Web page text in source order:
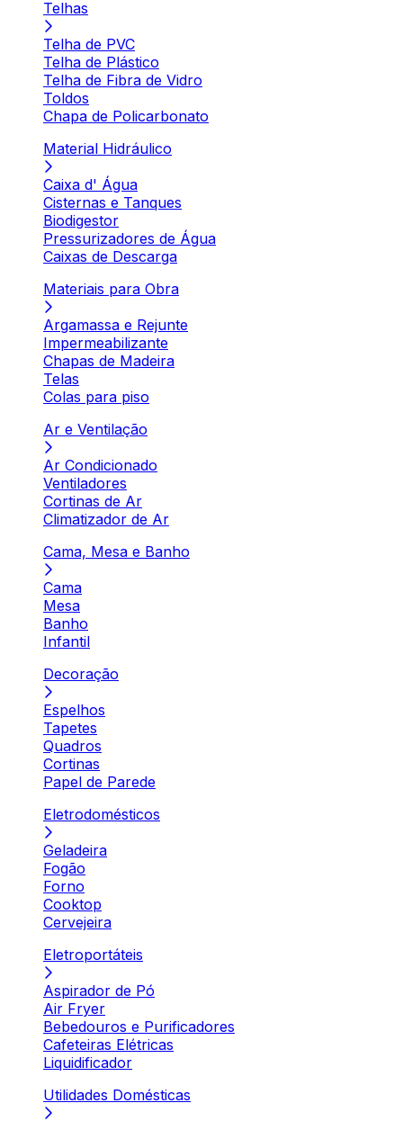
Telhas
Telha de PVC
Telha de Plástico
Telha de Fibra de Vidro
Toldos
Chapa de Policarbonato
Material Hidráulico
Caixa d' Água
Cisternas e Tanques
Biodigestor
Pressurizadores de Água
Caixas de Descarga
Materiais para Obra
Argamassa e Rejunte
Impermeabilizante
Chapas de Madeira
Telas
Colas para piso
Ar e Ventilação
Ar Condicionado
Ventiladores
Cortinas de Ar
Climatizador de Ar
Cama, Mesa e Banho
Cama
Mesa
Banho
Infantil
Decoração
Espelhos
Tapetes
Quadros
Cortinas
Papel de Parede
Eletrodomésticos
Geladeira
Fogão
Forno
Cooktop
Cervejeira
Eletroportáteis
Aspirador de Pó
Air Fryer
Bebedouros e Purificadores
Cafeteiras Elétricas
Liquidificador
Utilidades Domésticas